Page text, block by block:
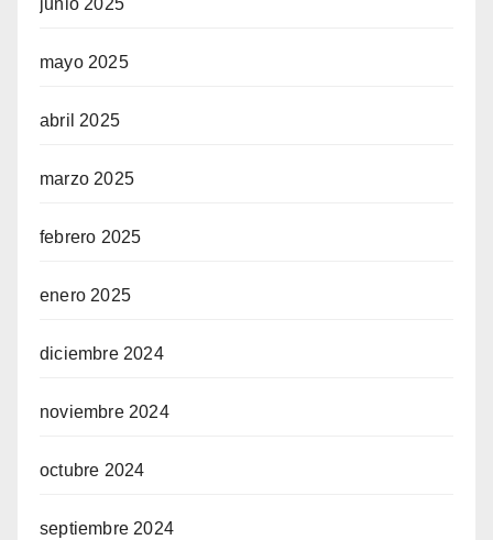
junio 2025
mayo 2025
abril 2025
marzo 2025
febrero 2025
enero 2025
diciembre 2024
noviembre 2024
octubre 2024
septiembre 2024